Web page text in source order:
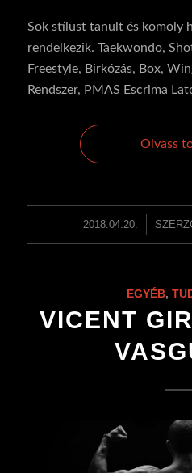
Sok stílust tanult és komoly
rendelkezik. Taekwondo,
Freestyle, Birkózás, Box,
Rendszer, PMAS Escrima
Olvass
2018.04.20.
/
EGYÉB,
VICENT